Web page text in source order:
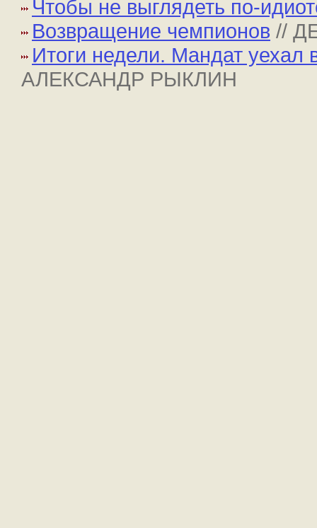
Чтобы не выглядеть по-
Возвращение чемпионов //
Итоги недели. Мандат
АЛЕКСАНДР РЫКЛИН